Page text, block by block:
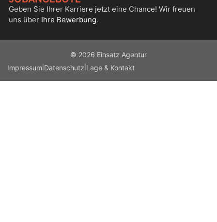
Geben Sie Ihrer Karriere jetzt eine Chance! Wir freuen
uns über Ihre Bewerbung.
© 2026 Einsatz Agentur
Impressum Datenschutz Lage & Kontakt